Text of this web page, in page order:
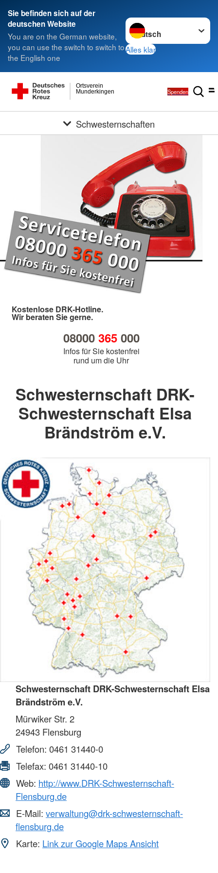
Sie befinden sich auf der
deutschen Website
You are on the German website,
you can use the switch to switch to
the English one
Sprache wechseln zu
Alles klar
Munderkingen
Ortsverein
Spenden
Schwesternschaften
Kostenlose DRK-Hotline.
Wir beraten Sie gerne.
08000 365000
Infos für Sie kostenfrei
rund um die Uhr
Schwesternschaft DRK-
Schwesternschaft Elsa
Brändström e.V.
Schwesternschaft DRK-Schwesternschaft Elsa
Brändström e.V.
Mürwiker Str. 2
24943 Flensburg
Telefon: 0461 31440-0
Telefax: 0461 31440-10
Web: http://www.DRK-Schwesternschaft-
Flensburg.de
E-Mail: verwaltung@drk-schwesternschaft-
flensburg.de
Karte: Link zur Google Maps Ansicht